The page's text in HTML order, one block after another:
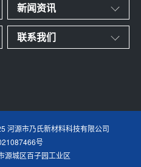
新闻资讯
联系我们
河源市乃氏新材料科技有限公司
号
源城区百子园工业区